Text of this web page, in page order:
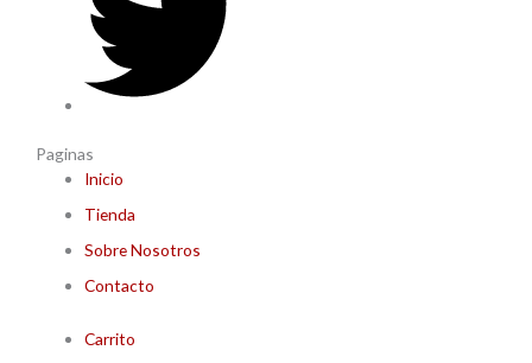
Paginas
Inicio
Tienda
Sobre Nosotros
Contacto
Carrito